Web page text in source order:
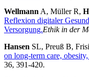
Wellmann A, Müller R,
Reflexion digitaler
Versorgung.Ethik in der
Hansen SL, Preuß B,
on long-term care,
36, 391-420.